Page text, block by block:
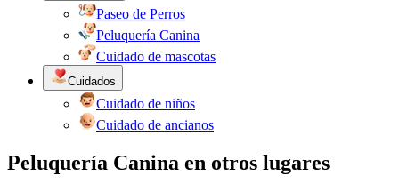
Paseo de Perros
Peluquería Canina
Cuidado de mascotas
Cuidados
Cuidado de niños
Cuidado de ancianos
Peluquería Canina en otros lugares